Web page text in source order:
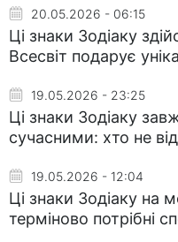
20.05.2026 - 06:15
Ці знаки Зодіаку
Всесвіт подарує
19.05.2026 - 23:25
Ці знаки Зодіаку
сучасними: хто не
19.05.2026 - 12:04
Ці знаки Зодіаку на
терміново потрібні